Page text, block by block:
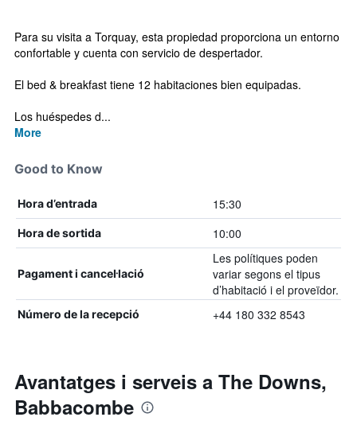
Para su visita a Torquay, esta propiedad proporciona un entorno
confortable y cuenta con servicio de despertador.
El bed & breakfast tiene 12 habitaciones bien equipadas.
Los huéspedes d...
More
Good to Know
Hora d’entrada 15:30
Hora de sortida 10:00
Pagament i cancel·lació
Les polítiques poden
variar segons el tipus
d’habitació i el proveïdor.
Número de la recepció +44 180 332 8543
Avantatges i serveis a The Downs,
Babbacombe